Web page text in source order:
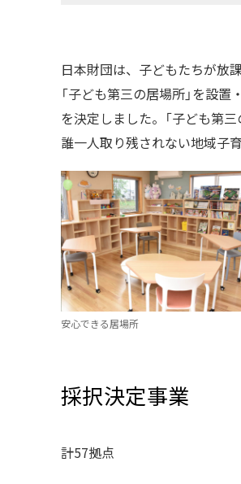
日本財団は、子どもたちが放
「子ども第三の居場所」を設
を決定しました。「子ども第
誰一人取り残されない地域子
安心できる居場所
採択決定事業
計57拠点